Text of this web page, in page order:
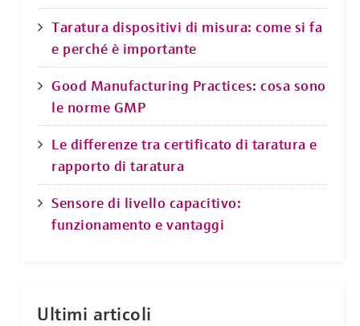
Taratura dispositivi di misura: come si fa
e perché è importante
Good Manufacturing Practices: cosa sono
le norme GMP
Le differenze tra certificato di taratura e
rapporto di taratura
Sensore di livello capacitivo:
funzionamento e vantaggi
Ultimi articoli